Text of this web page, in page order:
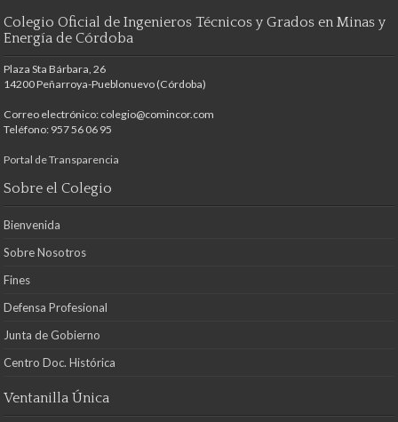
Colegio Oficial de Ingenieros Técnicos y Grados en Minas y
Energía de Córdoba
Plaza Sta Bárbara, 26
14200 Peñarroya-Pueblonuevo (Córdoba)
Correo electrónico: colegio@comincor.com
Teléfono: 957 56 06 95
Portal de Transparencia
Sobre el Colegio
Bienvenida
Sobre Nosotros
Fines
Defensa Profesional
Junta de Gobierno
Centro Doc. Histórica
Ventanilla Única